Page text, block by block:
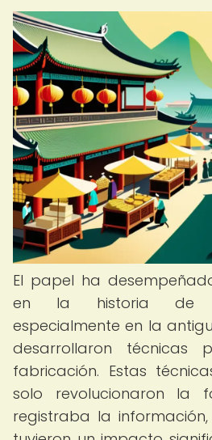
El papel ha
en la historia de
especialmente en la
desarrollaron técnicas
fabricación. Estas
solo revolucionaron la
registraba la